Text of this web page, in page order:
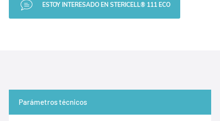
ESTOY INTERESADO EN STERICELL® 111 ECO
Parámetros técnicos